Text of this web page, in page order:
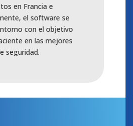
en Francia e
el software se
con el objetivo
en las mejores
seguridad.